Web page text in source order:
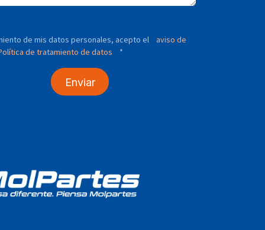
de mis datos personales, acepto el
aviso de
de tratamiento de datos *
Enviar